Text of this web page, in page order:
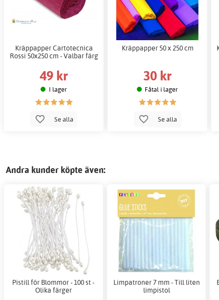
Kräppapper Cartotecnica
Rossi 50x250 cm - Valbar färg
49 kr
I lager
Se alla
Kräppapper 50 x 250 cm
30 kr
Fåtal i lager
Se alla
Andra kunder köpte även:
Pistill för Blommor - 100 st -
Olika färger
Limpatroner 7 mm - Till liten
limpistol